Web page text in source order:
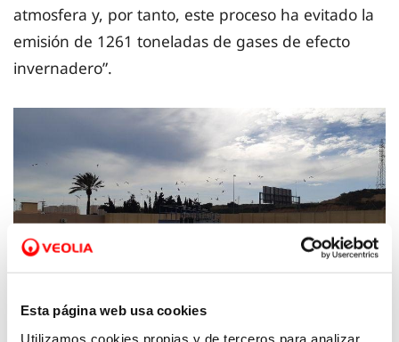
Esta página web usa cookies
Utilizamos cookies propias y de terceros para analizar
atmosfera y, por tanto, este proceso ha evitado la
emisión de 1261 toneladas de gases de efecto
invernadero”.